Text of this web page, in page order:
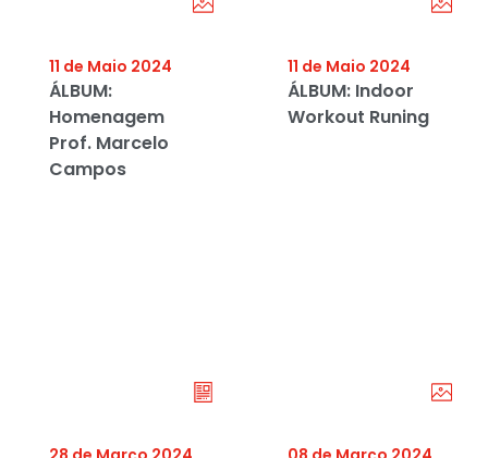
11 de Maio 2024
ÁLBUM:
Homenagem
Prof. Marcelo
Campos
11 de Maio 2024
ÁLBUM: Indoor
Workout Runing